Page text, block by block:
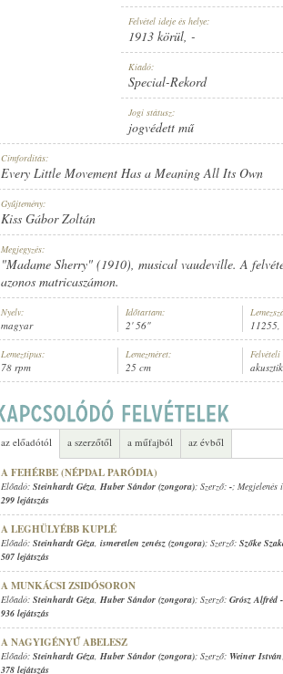
ELŐADÓ: ,HUBER SÁNDOR (ZONGORA)
11255
Felvétel ideje és helye:
1913 körül, -
Kiadó:
Special-Rekord
Jogi státusz:
jogvédett mű
Címfordítás:
Every Little Movement Has a Meaning All Its Own
Gyűjtemény:
Kiss Gábor Zoltán
Megjegyzés:
"Madame Sherry" (1910), musical vaudeville. A
azonos matricaszámon.
Nyelv:
magyar
Időtartam:
2' 56"
Lemeztípus:
78 rpm
Lemezméret:
25 cm
Felvételi
az előadótól a szerzőtől a műfajból az évből
A FEHÉRBE (NÉPDAL PARÓDIA)
Előadó: Steinhardt Géza, Huber Sándor (zongora); Szerző: -; Megjelenés
299 lejátszás
A LEGHÜLYÉBB KUPLÉ
Előadó: Steinhardt Géza, ismeretlen zenész (zongora); Szerző: Szőke
507 lejátszás
A MUNKÁCSI ZSIDÓSORON
Előadó: Steinhardt Géza, Huber Sándor (zongora); Szerző: Grósz Alfréd -
936 lejátszás
A NAGYIGÉNYŰ ABELESZ
Előadó: Steinhardt Géza, Huber Sándor (zongora); Szerző: Weiner István
378 lejátszás